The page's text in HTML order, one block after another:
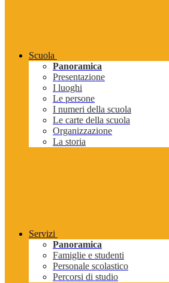
Scuola
Panoramica
Presentazione
I luoghi
Le persone
I numeri della scuola
Le carte della scuola
Organizzazione
La storia
Servizi
Panoramica
Famiglie e studenti
Personale scolastico
Percorsi di studio